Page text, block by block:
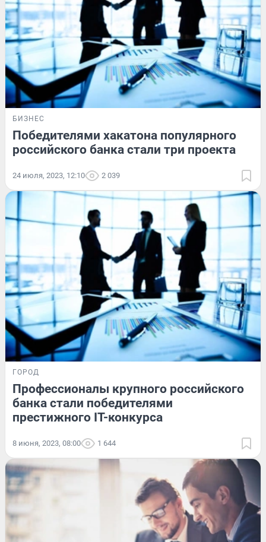
БИЗНЕС
Победителями хакатона популярного
российского банка стали три проекта
24 июля, 2023, 12:10 2 039
ГОРОД
Профессионалы крупного российского
банка стали победителями
престижного IT-конкурса
8 июня, 2023, 08:00 1 644